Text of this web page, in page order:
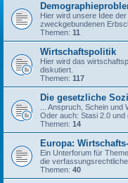
Hier wird unsere Idee
zweckgebundenen
Themen: 11
Wirtschaftspolitik
Hier wird das
diskutiert.
Themen: 117
Die gesetzliche
... Anspruch, Schein und
Oder auch: Stasi 2.0
Themen: 14
Europa:
Ein Unterforum für
die
Themen: 40